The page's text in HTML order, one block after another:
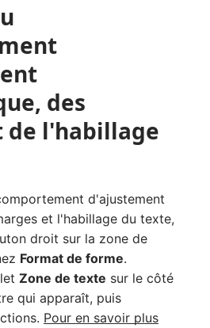
des
de l'habillage
d'ajustement
et l'habillage du texte,
droit sur la zone de
Format de forme.
Zone de texte sur le côté
qui apparaît, puis
Pour en savoir plus